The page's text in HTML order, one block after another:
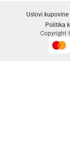
Uslovi kupovine
Politika
Copyright